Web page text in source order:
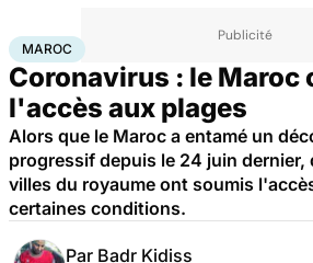
AccueilSanté Maladies infectieuses
MAROC
Coronavirus : le Maroc
l'accès aux plages
Alors que le Maroc a entamé un
progressif depuis le 24 juin dernier,
villes du royaume ont soumis
certaines conditions.
Par Badr Kidiss